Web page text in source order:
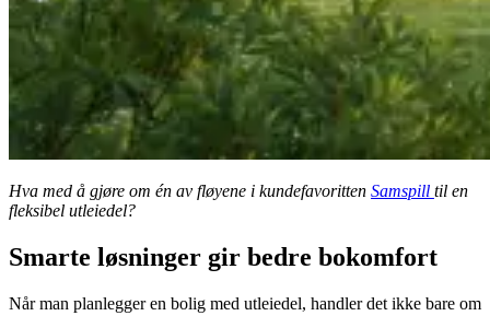
Hva med å gjøre om én av fløyene i kundefavoritten Samspill til en
fleksibel utleiedel?
Smarte løsninger gir bedre bokomfort
Når man planlegger en bolig med utleiedel, handler det ikke bare om